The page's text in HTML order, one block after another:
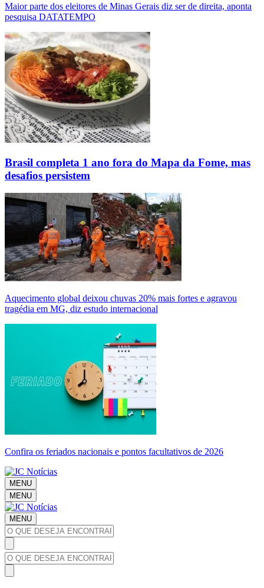
Maior parte dos eleitores de Minas Gerais diz ser de direita, aponta
pesquisa DATATEMPO
Brasil completa 1 ano fora do Mapa da Fome, mas
desafios persistem
Aquecimento global deixou chuvas 20% mais fortes e agravou
tragédia em MG, diz estudo internacional
Confira os feriados nacionais e pontos facultativos de 2026
MENU
MENU
MENU